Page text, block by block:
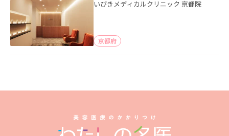
いびきメディカルクリニック 京都院
京都府